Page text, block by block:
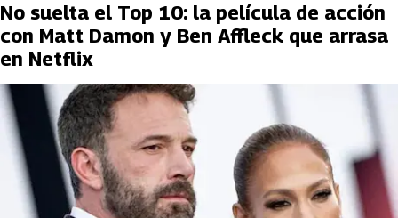
No suelta el Top 10: la película de acción
con Matt Damon y Ben Affleck que arrasa
en Netflix